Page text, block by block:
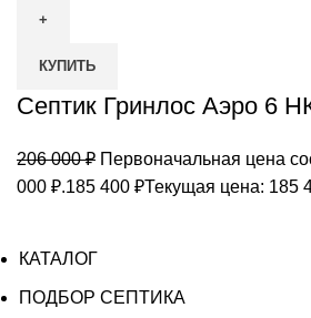
КУПИТЬ
Септик Гринлос Аэро 6
206 000₽ Первоначальная цена
000 ₽.185 400 ₽Текущая цена: 185
КАТАЛОГ
ПОДБОР СЕПТИКА